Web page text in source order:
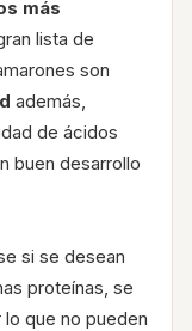
más
lista de
son
además,
de ácidos
buen desarrollo
si se desean
proteínas, se
que no pueden